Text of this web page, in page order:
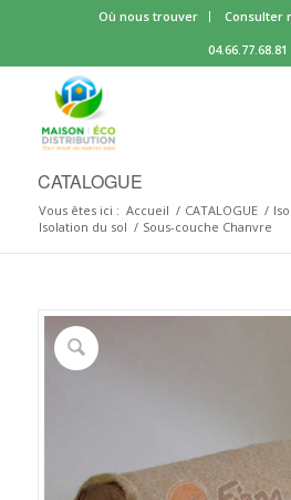
Où nous trouver
Consulter
04.66.77.68.81
CATALOGUE
Vous êtes ici : Accueil / CATALOGUE /
Isolation du sol / Sous-couche Chanvre